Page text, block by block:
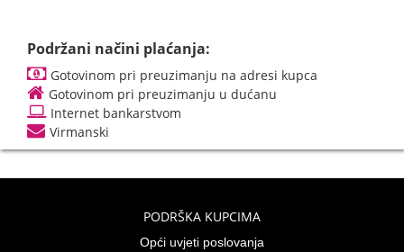
Podržani načini plaćanja:
Gotovinom pri preuzimanju na adresi kupca
Gotovinom pri preuzimanju u dućanu
Internet bankarstvom
Virmanski
PODRŠKA KUPCIMA
Opći uvjeti poslovanja